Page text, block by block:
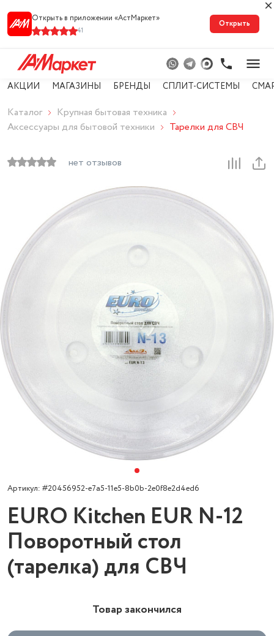
Открыть в приложении «АстМарке‪т‬»
41
Открыть
АКЦИИ МАГАЗИНЫ БРЕНДЫ СПЛИТ-СИСТЕМЫ
Каталог
Крупная бытовая техника
Аксессуары для бытовой техники
Тарелки для СВЧ
нет отзывов
Артикул: #20456952-e7a5-11e5-8b0b-2e0f8e2d4ed6
EURO Kitchen EUR N-12
Поворотный стол
(тарелка) для СВЧ
Товар закончился